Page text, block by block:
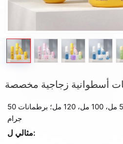
أسطوانية زجاجية مخصصة
زجاجات 30 مل، 50 مل، 100 مل، 120 مل؛ برطمانات 50
جرام
مثالي ل: